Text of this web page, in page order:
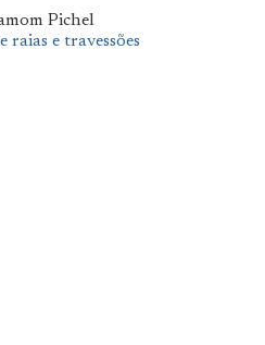
Pichel
raias e travessões